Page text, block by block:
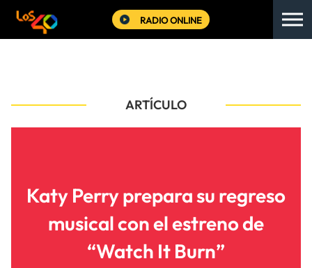
RADIO ONLINE
ARTÍCULO
Katy Perry prepara su regreso
musical con el estreno de
“Watch It Burn”